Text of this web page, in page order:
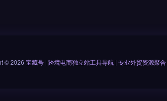
© 2026 宝藏号 | 跨境电商独立站工具导航 | 专业外贸资源聚合